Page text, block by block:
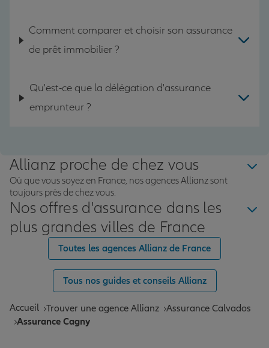
Comment comparer et choisir son assurance
de prêt immobilier ?
Qu'est-ce que la délégation d'assurance
emprunteur ?
Allianz proche de chez vous
Où que vous soyez en France, nos agences Allianz sont
toujours près de chez vous.
Nos offres d'assurance dans les
plus grandes villes de France
Toutes les agences Allianz de France
Tous nos guides et conseils Allianz
Accueil Trouver une agence Allianz Assurance Calvados
Assurance Cagny